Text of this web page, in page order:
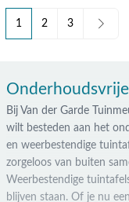
U lees momenteel pagina
1 2 3
Bij Van der Garde
wilt besteden aan het
en weerbestendige
zorgeloos van buiten
Weerbestendige
blijven staan. Of je nu